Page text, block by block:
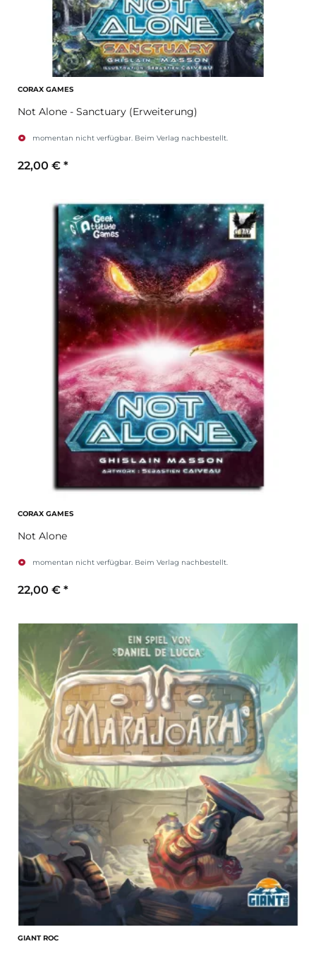
CORAX GAMES
Not Alone - Sanctuary (Erweiterung)
momentan nicht verfügbar. Beim Verlag nachbestellt.
22,00 € *
CORAX GAMES
Not Alone
momentan nicht verfügbar. Beim Verlag nachbestellt.
22,00 € *
GIANT ROC